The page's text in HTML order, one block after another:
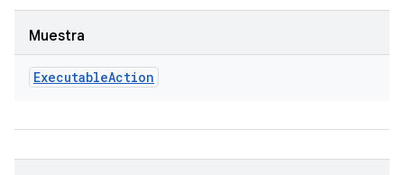
Muestra
ExecutableAction